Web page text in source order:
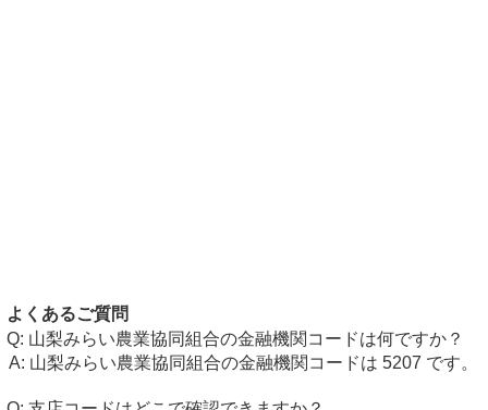
よくあるご質問
山梨みらい農業協同組合の金融機関コードは何ですか？
山梨みらい農業協同組合の金融機関コードは 5207 です。